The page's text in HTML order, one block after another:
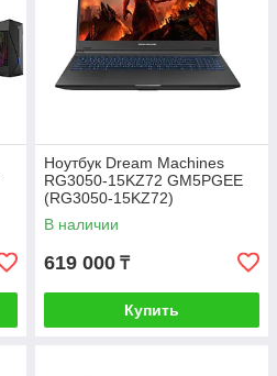
Ноутбук Dream Machines
RG3050-15KZ72 GM5PGEE
(RG3050-15KZ72)
В наличии
619 000 ₸
Купить